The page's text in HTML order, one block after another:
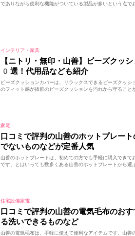
でありながら便利な機能がついている製品が多いという点で
インテリア・家具
【ニトリ・無印・山善】ビーズクッ
0選！代用品なども紹介
ビーズクッションカバーは、リラックスできるビーズクッ
のフィット感が抜群のビーズクッションを汚れから守ること
家電
口コミで評判の山善のホットプレ
でないものなどが定番人気
山善のホットプレートは、初めての方でも手軽に購入でき
です。とはいっても数多くある山善のホットプレートから選
住宅設備家電
口コミで評判の山善の電気毛布のお
る洗いできるものなど
山善の電気毛布は、手軽に使えて便利なアイテムです。山